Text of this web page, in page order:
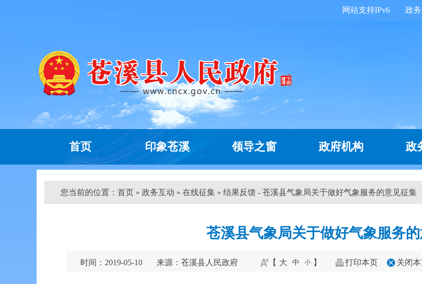
政
网站支持IPv6
首页 印象苍溪 领导之窗 政府机构 政
您当前的位置： 首页 » 政务互动 » 在线征集 » 结果反馈 - 苍溪县气象局关于做好气象服务的意见征集
苍溪县气象局关于做好气象服务
时间：2019-05-10 来源：苍溪县人民政府 【 大 中 小 】 打印本页 关闭